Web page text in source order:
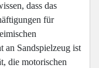
dass das
für
an Sandspielzeug ist
die motorischen